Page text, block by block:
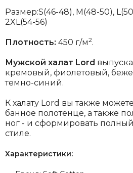
Размер:S(46-48), М(48-50),
2XL(54-56)
Плотность: 450 г/м2.
Мужской халат Lord
кремовый, фиолетовый,
темно-синий.
К халату Lord вы также
банное полотенце, а также
ног - и сформировать
стиле.
Характеристики: